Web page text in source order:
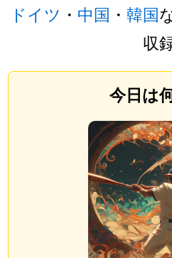
ドイツ ・ 中国 ・ 韓国
収
今日は